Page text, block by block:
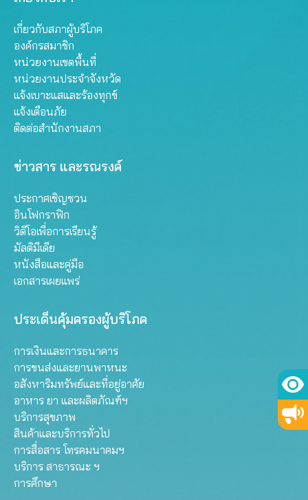
เกี่ยวกับสภาผู้บริโภค
องค์กรสมาชิก
หน่วยงานเขตพื้นที่
หน่วยงานประจำจังหวัด
แจ้งเบาะแสและร้องทุกข์
แจ้งเตือนภัย
ติดต่อสำนักงานสภา
ข่าวสาร และรณรงค์
ประกาศเชิญชวน
อินโฟกราฟิก
วิดีโอเพื่อการเรียนรู้
มัลติมีเดีย
หนังสือและคู่มือ
เอกสารเผยแพร่
ประเด็นคุ้มครองผู้บริโภค
การเงินและการธนาคาร
การขนส่งและยานพาหนะ
อสังหาริมทรัพย์และที่อยู่อาศัย
อาหาร ยา และผลิตภัณฑ์ฯ
บริการสุขภาพ
สินค้าและบริการทั่วไป
การสื่อสาร โทรคมนาคมฯ
บริการ สาธารณะ ฯ
การศึกษา